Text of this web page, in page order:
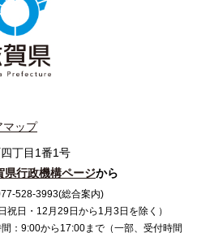
マップ
丁目1番1号
県行政機構ページから
528-3993(総合案内)
日・12月29日から1月3日を除く）
：9:00から17:00まで（一部、受付時間